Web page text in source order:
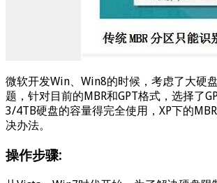
微软开发Win、Win8的时候，考虑了大硬
题，针对目前的MBR和GPT格式，选择了
3/4TB硬盘的容量得完全使用，XP下的
决办法。
操作步骤: